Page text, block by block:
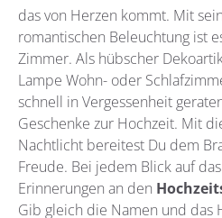
das von Herzen kommt. Mit
romantischen Beleuchtung ist
Zimmer. Als hübscher
Lampe Wohn- oder
schnell in Vergessenheit
Geschenke zur Hochzeit. Mit
Nachtlicht bereitest Du dem
Freude. Bei jedem Blick auf
Erinnerungen an den
Gib gleich die Namen und das